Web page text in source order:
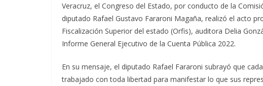
Veracruz, el Congreso del Estado, por conducto de la
diputado Rafael Gustavo Fararoni Magaña, realizó el acto
Fiscalización Superior del estado (Orfis), auditora Delia
Informe General Ejecutivo de la Cuenta Pública 2022.
En su mensaje, el diputado Rafael Fararoni subrayó que
trabajado con toda libertad para manifestar lo que sus